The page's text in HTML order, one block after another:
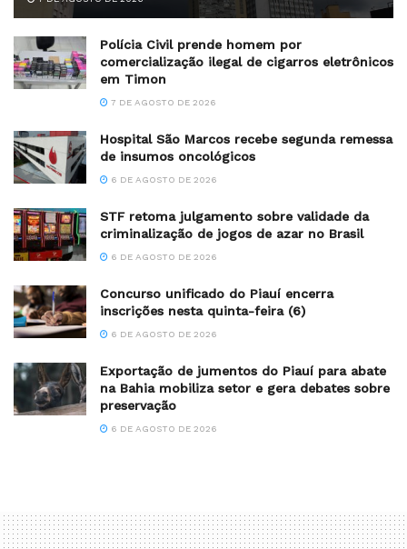
Polícia Civil prende homem por
comercialização ilegal de cigarros eletrônicos
em Timon
7 DE AGOSTO DE 2026
Hospital São Marcos recebe segunda remessa
de insumos oncológicos
6 DE AGOSTO DE 2026
STF retoma julgamento sobre validade da
criminalização de jogos de azar no Brasil
6 DE AGOSTO DE 2026
Concurso unificado do Piauí encerra
inscrições nesta quinta-feira (6)
6 DE AGOSTO DE 2026
Exportação de jumentos do Piauí para abate
na Bahia mobiliza setor e gera debates sobre
preservação
6 DE AGOSTO DE 2026